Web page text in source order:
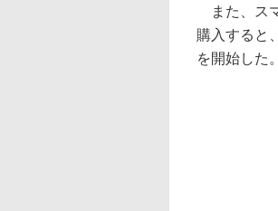
また、ス
購入すると
を開始した